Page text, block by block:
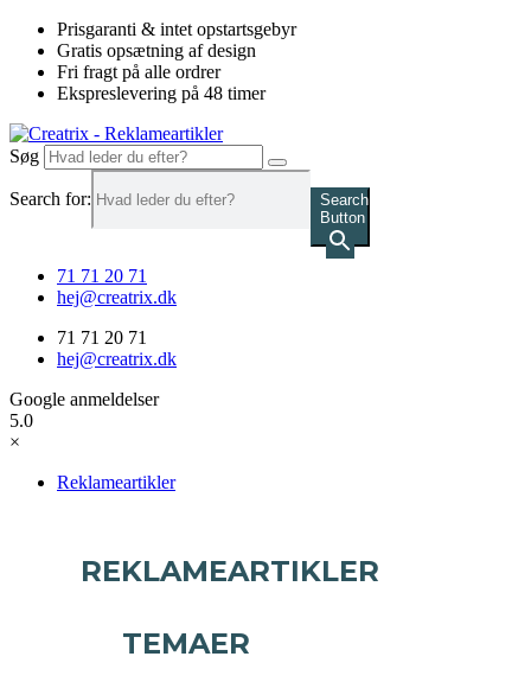
Videre
indhold
Prisgaranti & intet opstartsgebyr
Gratis opsætning af design
Fri fragt på alle ordrer
Ekspreslevering på 48 timer
Søg
Search for:
Search
Button
71 71 20 71
hej@creatrix.dk
71 71 20 71
hej@creatrix.dk
Google anmeldelser
5.0
×
Reklameartikler
REKLAMEARTIKLER
TEMAER